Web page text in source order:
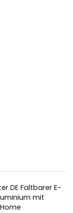
DE Faltbarer E-
mit